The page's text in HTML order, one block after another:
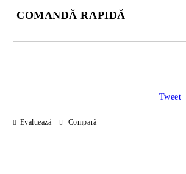
COMANDĂ RAPIDĂ
Evaluează Compară
Tweet